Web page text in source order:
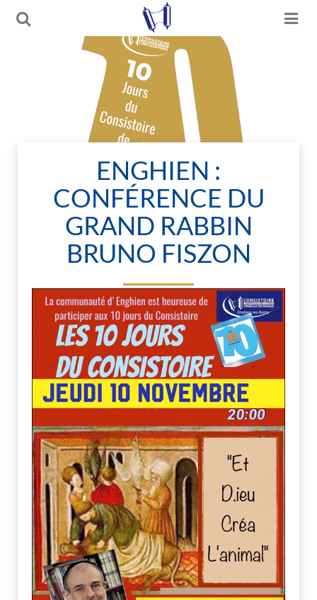
ENGHIEN :
CONFÉRENCE DU
GRAND RABBIN
BRUNO FISZON